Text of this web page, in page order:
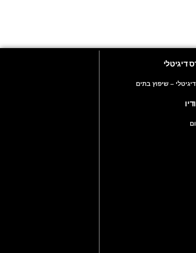
דיגיטלי
– שיפוץ בתים